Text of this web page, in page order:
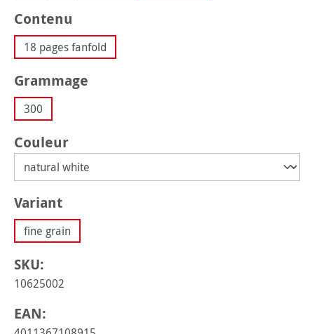
Sélectionnez
Contenu
18 pages fanfold
Sélectionnez
Grammage
300
Sélectionnez
Couleur
Sélectionnez
Variant
fine grain
SKU:
10625002
EAN: